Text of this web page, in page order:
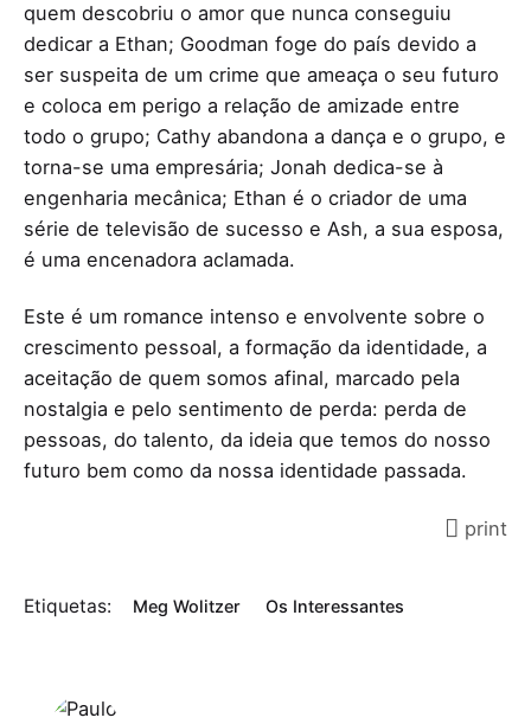
quem descobriu o amor que nunca conseguiu
dedicar a Ethan; Goodman foge do país devido a
ser suspeita de um crime que ameaça o seu futuro
e coloca em perigo a relação de amizade entre
todo o grupo; Cathy abandona a dança e o grupo, e
torna-se uma empresária; Jonah dedica-se à
engenharia mecânica; Ethan é o criador de uma
série de televisão de sucesso e Ash, a sua esposa,
é uma encenadora aclamada.
Este é um romance intenso e envolvente sobre o
crescimento pessoal, a formação da identidade, a
aceitação de quem somos afinal, marcado pela
nostalgia e pelo sentimento de perda: perda de
pessoas, do talento, da ideia que temos do nosso
futuro bem como da nossa identidade passada.
print
Etiquetas: Meg Wolitzer Os Interessantes